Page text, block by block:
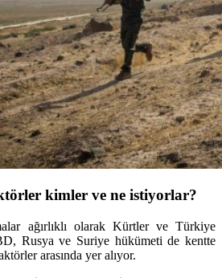
kimler ve ne istiyorlar?
ağırlıklı olarak Kürtler ve Türkiye
Rusya ve Suriye hükümeti de kentte
arasında yer alıyor.